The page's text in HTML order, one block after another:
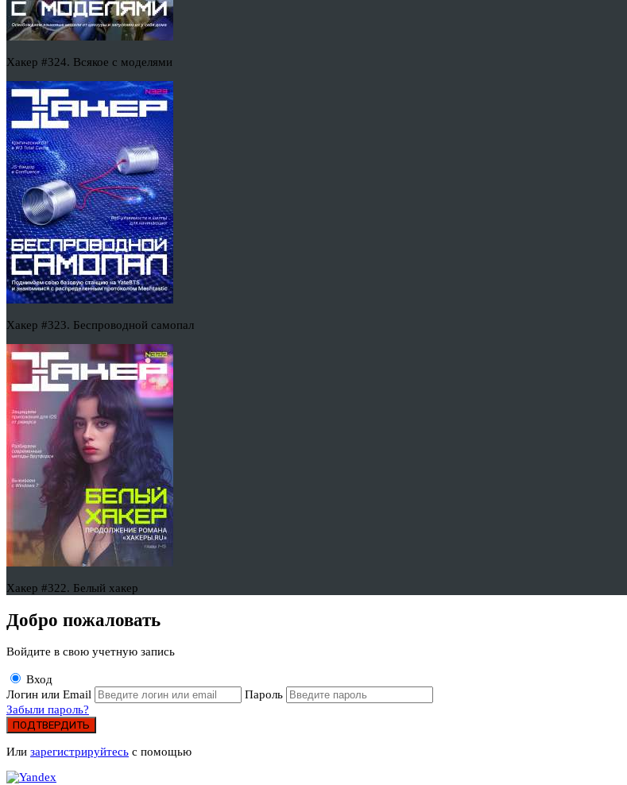
Хакер #324. Всякое с моделями
Хакер #323. Беспроводной самопал
Хакер #322. Белый хакер
Добро пожаловать
Войдите в свою учетную запись
Вход
Логин или Email
Пароль
Забыли пароль?
ПОДТВЕРДИТЬ
Или зарегистрируйтесь с помощью